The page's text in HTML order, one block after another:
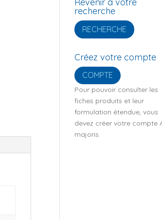
recherche
RECHERCHE
Créez votre compte
COMPTE
Pour pouvoir consulter les
fiches produits et leur
formulation étendue, vous
devez créer votre compte
majoris.